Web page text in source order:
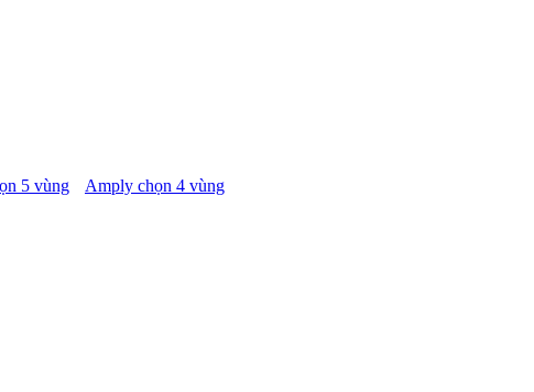
5 vùng Amply chọn 4 vùng